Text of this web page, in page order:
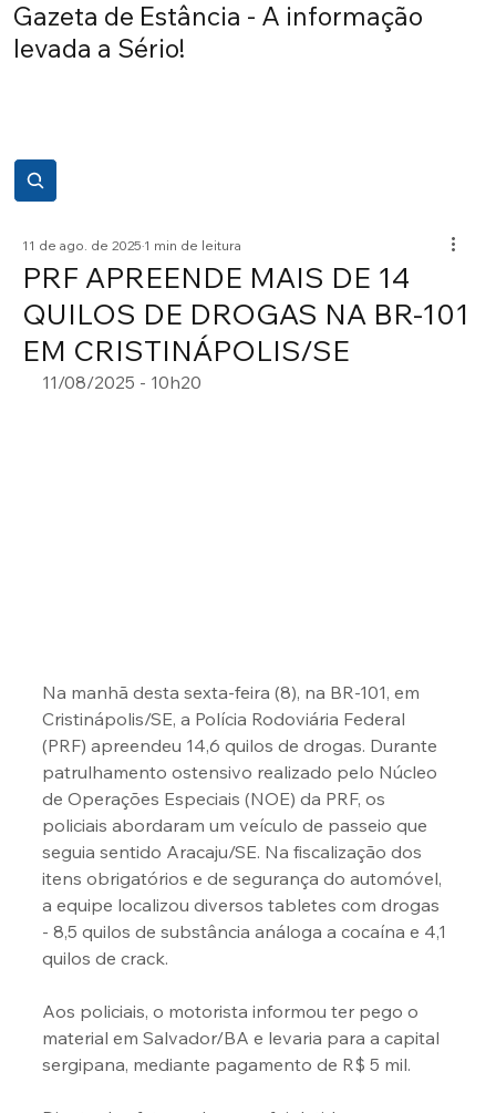
Gazeta de Estância - A informação
levada a Sério!
PRF APREENDE MAIS DE 14
QUILOS DE DROGAS NA BR-101
EM CRISTINÁPOLIS/SE
11 de ago. de 2025 1 min de leitura
11/08/2025 - 10h20
Na manhã desta sexta-feira (8), na BR-101, em
Cristinápolis/SE, a Polícia Rodoviária Federal
(PRF) apreendeu 14,6 quilos de drogas. Durante
patrulhamento ostensivo realizado pelo Núcleo
de Operações Especiais (NOE) da PRF, os
policiais abordaram um veículo de passeio que
seguia sentido Aracaju/SE. Na fiscalização dos
itens obrigatórios e de segurança do automóvel,
a equipe localizou diversos tabletes com drogas
- 8,5 quilos de substância análoga a cocaína e 4,1
quilos de crack.
Aos policiais, o motorista informou ter pego o
material em Salvador/BA e levaria para a capital
sergipana, mediante pagamento de R$ 5 mil.